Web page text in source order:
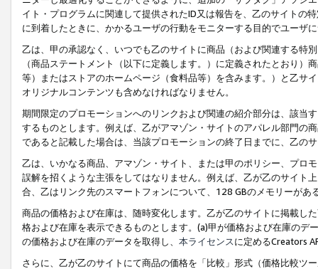
イト・プログラムに関連して提供されたID又は報告を、乙のサイトの
に到着したときに、かかるユーザの行動をモニターする目的でユーザ
乙は、甲の承認なく、いつでも乙のサイトに商品（および関連する特
（商品ステートメント（以下に定義します。）に定義されたとおり
等）またはストアのホームページ（食料品等）を含みます。）と乙サ
オリジナルコンテンツも含めなければなりません。
期間限定のプロモーションへのリンクおよび関連の紹介部分は、該当
するものとします。例えば、乙がアマゾン・サイトのアパレル部門の
であると記載した場合は、当該プロモーションの終了日までに、乙の
乙は、いかなる商品、アマゾン・サイト、または甲のポリシー、プロ
誤解を招くような主張をしてはなりません。例えば、乙が乙のサイト
合、乙はリンク先のスマートフォンについて、128 GBのメモリーがあ
商品の価格および在庫は、随時変化します。乙が乙のサイトに掲載し
格および在庫を表示できるものとします。(a)甲が価格および在庫の
の価格および在庫のデータを取得し、 本ライセンスに定めるCreators
さらに、乙が乙のサイトにて商品の価格を「比較」形式（価格比較ツ